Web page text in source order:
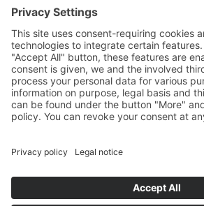
Stavební a komunální technika
Půjčovna přívěsů RPS
Fliegl Lesnická technika
Technologie dávkování Fliegl
Kontakt
Fliegl CZ s.r.o.
Hlavní 266
Fax: +420 602 125 967